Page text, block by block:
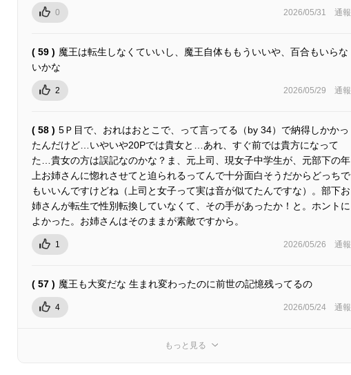
0 2026/05/31 通報
( 59 ) 魔王は転生しなくていいし、魔王自体ももういいや、百合もいらな
いかな
2 2026/05/29 通報
( 58 ) 5Ｐ目で、おれはおとこで、って言ってる（by 34）で納得しかかっ
たんだけど…いやいや20Pでは貴女と…あれ、すぐ前では貴方になって
た…貴女の方は誤記なのかな？ま、元上司、現女子中学生が、元部下の年
上お姉さんに惚れさせてと迫られるってんで十分面白そうだからどっちで
もいいんですけどね（上司と女子って実は音が似てたんですな）。部下お
姉さんが転生で性別転換していなくて、その手があったか！と。ホントに
よかった。お姉さんはそのままが素敵ですから。
1 2026/05/26 通報
( 57 ) 魔王も大変だな 生まれ変わったのに前世の記憶残ってるの
4 2026/05/24 通報
もっと見る